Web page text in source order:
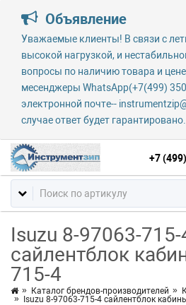
Объявление
Уважаемые клиенты! В связи с
высокой нагрузкой, и
вопросы по наличию товара и
месенджеры WhatsApp(+7(499)
электронной почте--
случае ответ будет гарантировано.
+7
Isuzu 8-97063-715-
сайлентблок
715-4
Каталог брендов-производителей
Isuzu 8-97063-715-4 сайлентблок